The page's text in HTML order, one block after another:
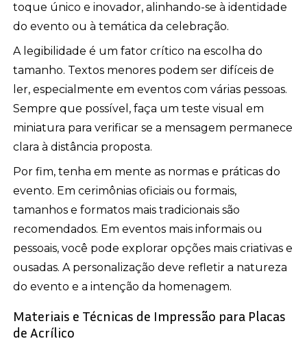
toque único e inovador, alinhando-se à identidade
do evento ou à temática da celebração.
A legibilidade é um fator crítico na escolha do
tamanho. Textos menores podem ser difíceis de
ler, especialmente em eventos com várias pessoas.
Sempre que possível, faça um teste visual em
miniatura para verificar se a mensagem permanece
clara à distância proposta.
Por fim, tenha em mente as normas e práticas do
evento. Em cerimônias oficiais ou formais,
tamanhos e formatos mais tradicionais são
recomendados. Em eventos mais informais ou
pessoais, você pode explorar opções mais criativas e
ousadas. A personalização deve refletir a natureza
do evento e a intenção da homenagem.
Materiais e Técnicas de Impressão para Placas
de Acrílico